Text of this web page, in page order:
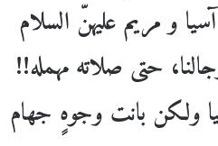
و مريم عليهنّ السلام
حتى صلاته مهمله!!
ولكن بانت وجوهٍ جهام